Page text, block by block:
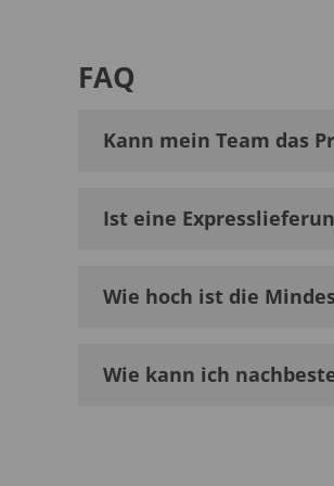
FAQ
Kann mein Team das
Ist eine
Wie hoch ist die
Wie kann ich